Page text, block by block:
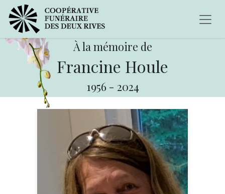
À la mémoire de
Francine Houle
1956 - 2024